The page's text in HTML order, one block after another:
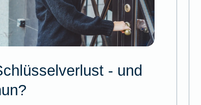
- und